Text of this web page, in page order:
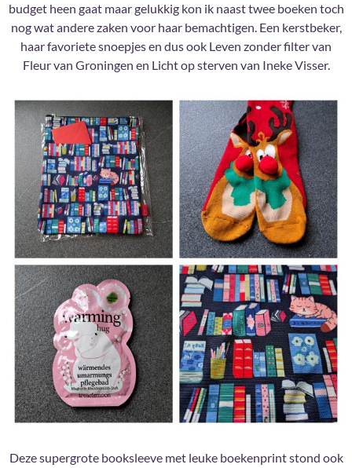
budget heen gaat maar gelukkig kon ik naast twee boeken toch
nog wat andere zaken voor haar bemachtigen. Een kerstbeker,
haar favoriete snoepjes en dus ook Leven zonder filter van
Fleur van Groningen en Licht op sterven van Ineke Visser.
Deze supergrote booksleeve met leuke boekenprint stond ook